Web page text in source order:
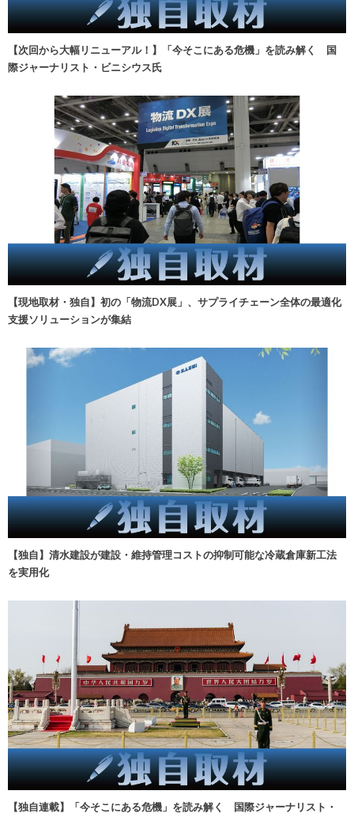
【次回から大幅リニューアル！】「今そこにある危機」を読み解く 国
際ジャーナリスト・ビニシウス氏
【現地取材・独自】初の「物流DX展」、サプライチェーン全体の最適化
支援ソリューションが集結
【独自】清水建設が建設・維持管理コストの抑制可能な冷蔵倉庫新工法
を実用化
【独自連載】「今そこにある危機」を読み解く 国際ジャーナリスト・